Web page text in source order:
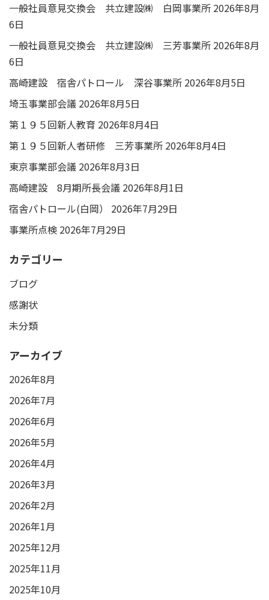
一般社員意見交換会 共立建設㈱ 白岡事業所 2026年8月
6日
一般社員意見交換会 共立建設㈱ 三芳事業所 2026年8月
6日
高崎建設 宿舎パトロール 深谷事業所 2026年8月5日
埼玉事業部会議 2026年8月5日
第１９５回新人教育 2026年8月4日
第１９５回新人者研修 三芳事業所 2026年8月4日
東京事業部会議 2026年8月3日
高崎建設 8月期所長会議 2026年8月1日
宿舎パトロール(白岡）
2026年7月29日
事業所点検 2026年7月29日
カテゴリー
ブログ
感謝状
未分類
アーカイブ
2026年8月
2026年7月
2026年6月
2026年5月
2026年4月
2026年3月
2026年2月
2026年1月
2025年12月
2025年11月
2025年10月